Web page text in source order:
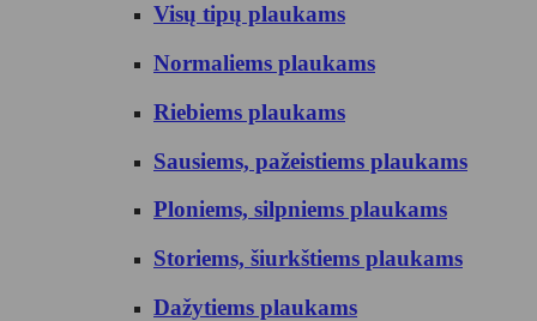
Visų tipų plaukams
Normaliems plaukams
Riebiems plaukams
Sausiems, pažeistiems plaukams
Ploniems, silpniems plaukams
Storiems, šiurkštiems plaukams
Dažytiems plaukams